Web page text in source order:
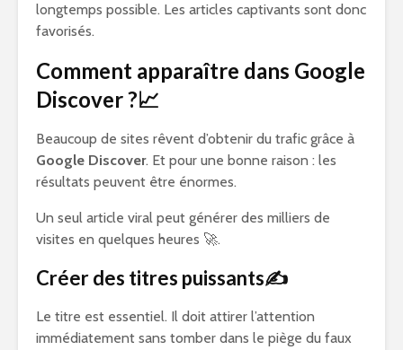
longtemps possible. Les articles captivants sont donc
favorisés.
Comment apparaître dans Google
Discover ?📈
Beaucoup de sites rêvent d’obtenir du trafic grâce à
Google Discover. Et pour une bonne raison : les
résultats peuvent être énormes.
Un seul article viral peut générer des milliers de
visites en quelques heures 🚀.
Créer des titres puissants✍️
Le titre est essentiel. Il doit attirer l’attention
immédiatement sans tomber dans le piège du faux